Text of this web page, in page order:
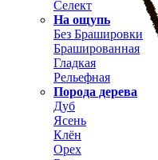
Селект
На ощупь
Без Брашировки
Брашированная
Гладкая
Рельефная
Порода дерева
Дуб
Ясень
Клён
Орех